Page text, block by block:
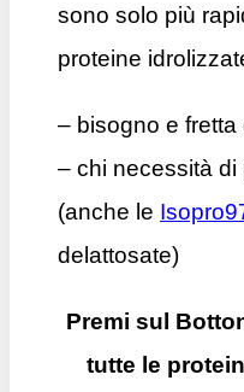
sono solo più
proteine
– bisogno e fretta
– chi necessità
(anche le
delattosate)
Premi sul
tutte le